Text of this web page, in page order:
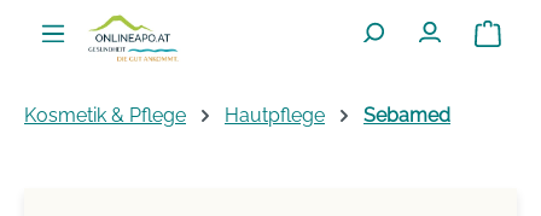
Zum Hauptinhalt springen
Kosmetik & Pflege Hautpflege Sebamed